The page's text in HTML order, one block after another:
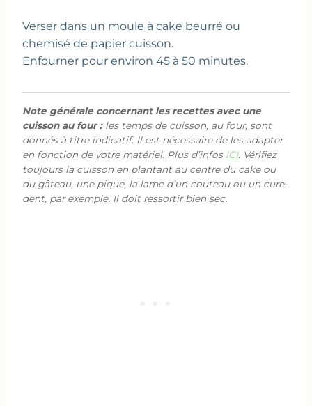
Verser dans un moule à cake beurré ou
chemisé de papier cuisson.
Enfourner pour environ 45 à 50 minutes.
Note générale concernant les recettes avec une
cuisson au four :les temps de cuisson, au four, sont
donnés à titre indicatif. Il est nécessaire de les adapter
en fonction de votre matériel. Plus d’infos ICI. Vérifiez
toujours la cuisson en plantant au centre du cake ou
du gâteau, une pique, la lame d’un couteau ou un cure-
dent, par exemple. Il doit ressortir bien sec.